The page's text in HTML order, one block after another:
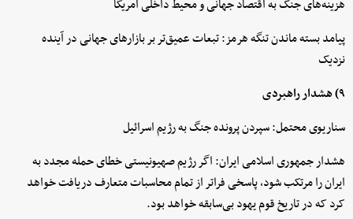
هزینه‌های جنگ به اقتصاد جهانی و محیط داخلی آمریکا
پیامد بسته ماندن تنگه هرمز: تبعات عمیق‌تر بر بازارهای جهانی در آینده
نزدیک
۹) هشدار راهبردی
سناریوی محتمل: سپردن پرونده جنگ به رژیم اسرائیل
هشدار جمهوری اسلامی ایران: اگر رژیم صهیونیستی خطای حمله مجدد به
ایران را مرتکب شود، پاسخی فراتر از تمام محاسبات متعارف دریافت خواهد
کرد که در تاریخ قوم یهود بی‌سابقه خواهد بود.